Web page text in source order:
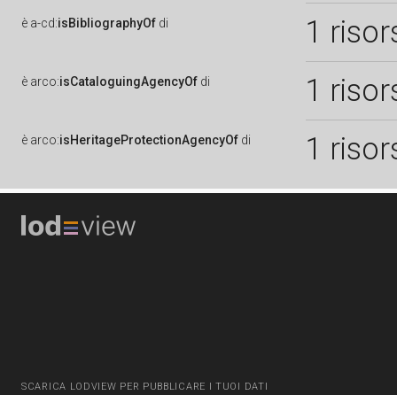
è a-cd:isBibliographyOf di 1
è arco:isCataloguingAgencyOf di 1
è arco:isHeritageProtectionAgencyOf di 1
SCARICA LODVIEW PER PUBBLICARE I TUOI DATI